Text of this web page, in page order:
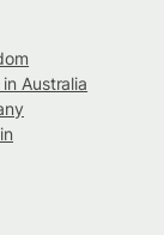
Australia